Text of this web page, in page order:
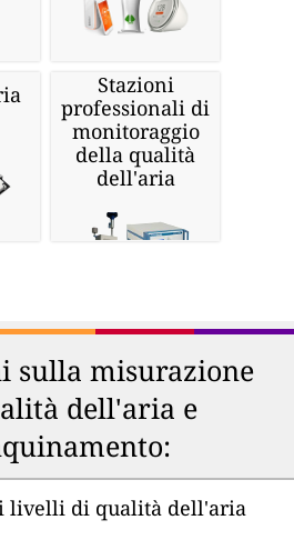
Stazioni
professionali di
monitoraggio
della qualità
dell'aria
sulla misurazione
dell'aria e
livelli di qualità dell'aria